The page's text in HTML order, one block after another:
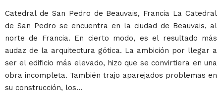
Catedral de San Pedro de Beauvais, Francia La Catedral
de San Pedro se encuentra en la ciudad de Beauvais, al
norte de Francia. En cierto modo, es el resultado más
audaz de la arquitectura gótica. La ambición por llegar a
ser el edificio más elevado, hizo que se convirtiera en una
obra incompleta. También trajo aparejados problemas en
su construcción, los...